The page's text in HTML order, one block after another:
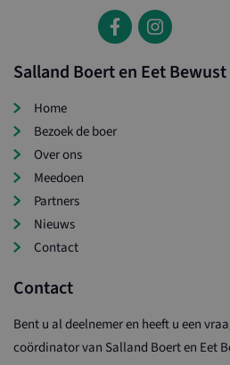
Salland Boert en Eet Bewust
Home
Bezoek de boer
Over ons
Meedoen
Partners
Nieuws
Contact
Contact
Bent u al deelnemer en heeft u een
coördinator van Salland Boert en Eet